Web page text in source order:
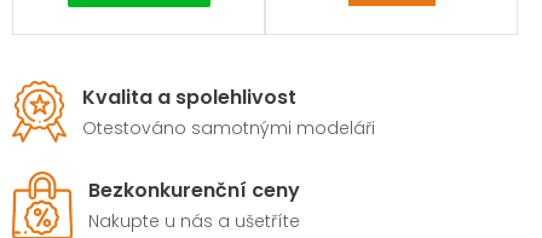
Kvalita a spolehlivost
Otestováno samotnými modeláři
Bezkonkurenční ceny
Nakupte u nás a ušetříte